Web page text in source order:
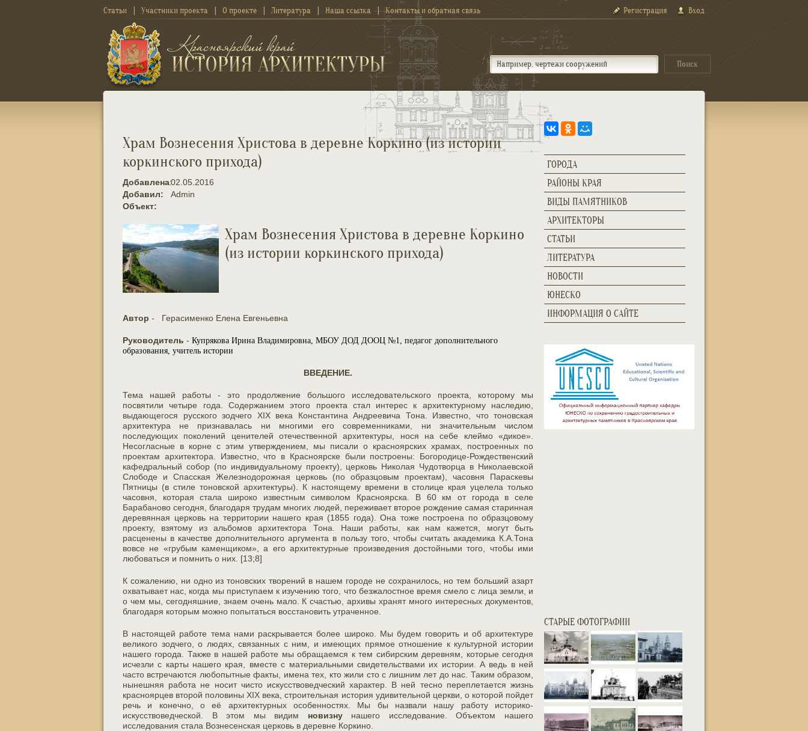
Статьи Участники проекта О проекте Литература Наша ссылка Контакты и обратная связь Регистрация Вход
Храм Вознесения Христова в деревне Коркино (из истории
коркинского прихода)
Добавлена:02.05.2016
Добавил:
Admin
Объект:
Храм Вознесения Христова в деревне Коркино
(из истории коркинского прихода)
Автор - Герасименко Елена Евгеньевна
Руководитель - Купрякова Ирина Владимировна, МБОУ ДОД ДООЦ №1, педагог дополнительного
образования, учитель истории
ВВЕДЕНИЕ.
Тема нашей работы - это продолжение большого исследовательского проекта, которому мы
посвятили четыре года. Содержанием этого проекта стал интерес к архитектурному наследию,
выдающегося русского зодчего XIX века Константина Андреевича Тона. Известно, что тоновская
архитектура не признавалась ни многими его современниками, ни значительным числом
последующих поколений ценителей отечественной архитектуры, нося на себе клеймо «дикое».
Несогласные в корне с этим утверждением, мы писали о красноярских храмах, построенных по
проектам архитектора. Известно, что в Красноярске были построены: Богородице-Рождественский
кафедральный собор (по индивидуальному проекту), церковь Николая Чудотворца в Николаевской
Слободе и Спасская Железнодорожная церковь (по образцовым проектам), часовня Параскевы
Пятницы (в стиле тоновской архитектуры). К настоящему времени в столице края уцелела только
часовня, которая стала широко известным символом Красноярска. В 60 км от города в селе
Барабаново сегодня, благодаря трудам многих людей, переживает второе рождение самая старинная
деревянная церковь на территории нашего края (1855 года). Она тоже построена по образцовому
проекту, взятому из альбомов архитектора Тона. Наши работы, как нам кажется, могут быть
расценены в качестве дополнительного аргумента в пользу того, чтобы считать академика К.А.Тона
вовсе не «грубым каменщиком», а его архитектурные произведения достойными того, чтобы ими
любоваться и помнить о них. [13;8]
К сожалению, ни одно из тоновских творений в нашем городе не сохранилось, но тем больший азарт
охватывает нас, когда мы приступаем к изучению того, что безжалостное время смело с лица земли, и
о чем мы, сегодняшние, знаем очень мало. К счастью, архивы хранят много интересных документов,
благодаря которым можно попытаться восстановить утраченное.
В настоящей работе тема нами раскрывается более широко. Мы будем говорить и об архитектуре
великого зодчего, о людях, связанных с ним, и имеющих прямое отношение к культурной истории
нашего города. Также в нашей работе мы обращаемся к тем сибирским деревням, которые сегодня
исчезли с карты нашего края, вместе с материальными свидетельствами их истории. А ведь в ней
часто встречаются любопытные факты, имена тех, кто жили сто с лишним лет до нас. Таким образом,
нынешняя работа не носит чисто искусствоведческий характер. В ней тесно переплетается жизнь
красноярцев второй половины XIX века, строительная история удивительной церкви, о которой пойдет
речь и конечно, о её архитектурных особенностях. Мы бы назвали нашу работу историко-
искусствоведческой. В этом мы видим новизнунашего исследование. Объектом нашего
исследования стала Вознесенская церковь в деревне Коркино.
ГОРОДА
РАЙОНЫ КРАЯ
ВИДЫ ПАМЯТНИКОВ
АРХИТЕКТОРЫ
СТАТЬИ
ЛИТЕРАТУРА
НОВОСТИ
ЮНЕСКО
ИНФОРМАЦИЯ О САЙТЕ
СТАРЫЕ ФОТОГРАФИИ